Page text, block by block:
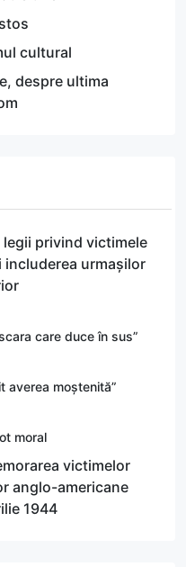
cultural
despre ultima
legii privind victimele
includerea urmașilor
care duce în sus”
averea moștenită”
moral
victimelor
anglo-americane
1944